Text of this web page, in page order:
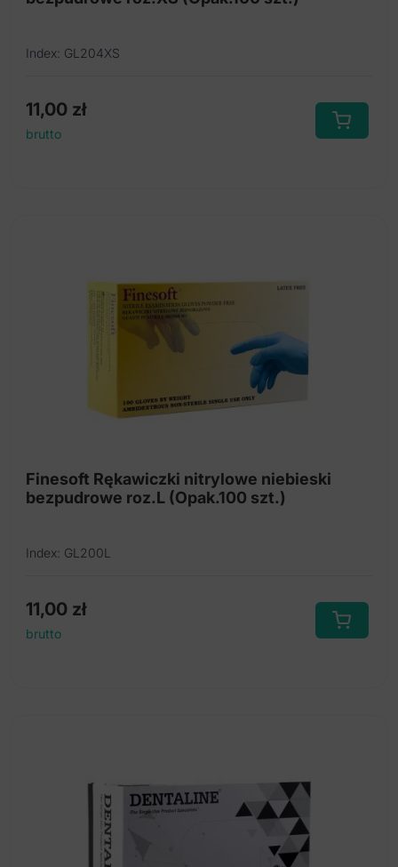
Index: GL204XS
11,00 zł
brutto
Finesoft Rękawiczki nitrylowe niebieski
bezpudrowe roz.L (Opak.100 szt.)
Index: GL200L
11,00 zł
brutto